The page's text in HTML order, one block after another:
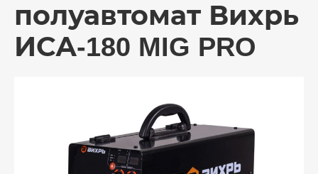
полуавтомат Вихрь
ИСА-180 MIG PRO